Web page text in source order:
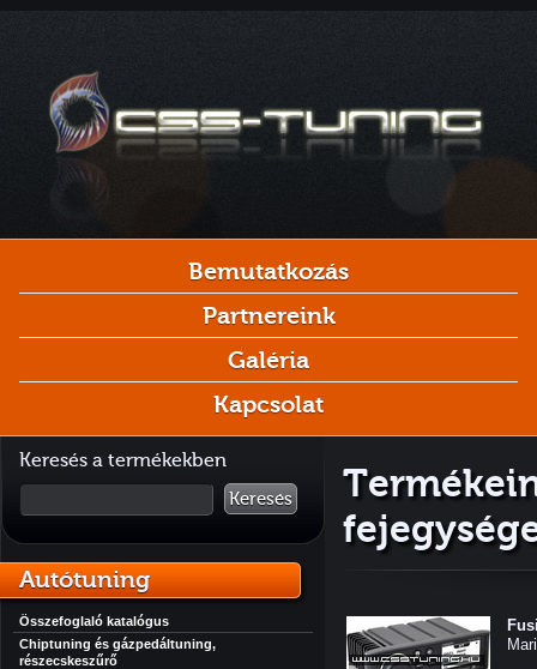
Bemutatkozás
Partnereink
Galéria
Kapcsolat
Keresés a termékekben
Keresés
Autótuning
Összefoglaló katalógus
Chiptuning és gázpedáltuning,
részecskeszűrő